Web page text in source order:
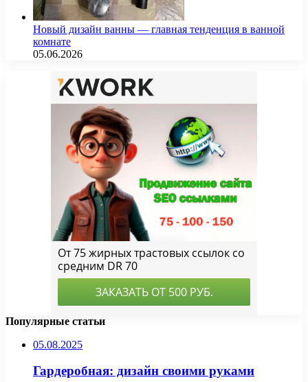
Новый дизайн ванны — главная тенденция в ванной
комнате
05.06.2026
Популярные статьи
05.08.2025
Гардеробная: дизайн своими руками